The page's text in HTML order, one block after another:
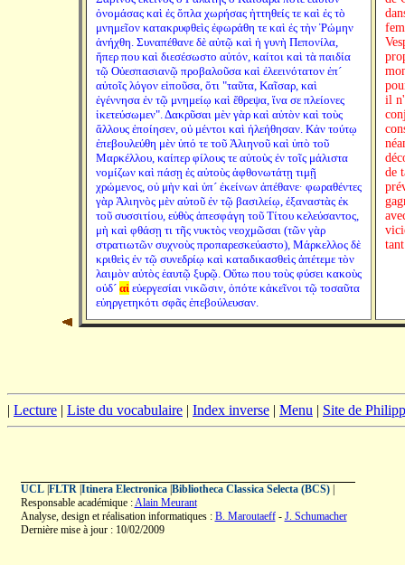
ὀνομάσας καὶ ἐς ὅπλα χωρήσας ἡττηθείς τε καὶ ἐς τὸ
μνημεῖον κατακρυφθεὶς ἐφωράθη τε καὶ ἐς τὴν Ῥώμην
ἀνήχθη. Συναπέθανε δὲ αὐτῷ καὶ ἡ γυνὴ Πεπονίλα,
ἥπερ που καὶ διεσέσωστο αὐτόν, καίτοι καὶ τὰ παιδία
τῷ Οὐεσπασιανῷ προβαλοῦσα καὶ ἐλεεινότατον ἐπ´
αὐτοῖς λόγον εἰποῦσα, ὅτι "ταῦτα, Καῖσαρ, καὶ
ἐγέννησα ἐν τῷ μνημείῳ καὶ ἔθρεψα, ἵνα σε πλείονες
ἱκετεύσωμεν". Δακρῦσαι μὲν γὰρ καὶ αὐτὸν καὶ τοὺς
ἄλλους ἐποίησεν, οὐ μέντοι καὶ ἠλεήθησαν. Κἀν τούτῳ
ἐπεβουλεύθη μὲν ὑπό τε τοῦ Ἀλιηνοῦ καὶ ὑπὸ τοῦ
Μαρκέλλου, καίπερ φίλους τε αὐτοὺς ἐν τοῖς μάλιστα
νομίζων καὶ πάσῃ ἐς αὐτοὺς ἀφθονωτάτῃ τιμῇ
χρώμενος, οὐ μὴν καὶ ὑπ´ ἐκείνων ἀπέθανε· φωραθέντες
γὰρ Ἀλιηνὸς μὲν αὐτοῦ ἐν τῷ βασιλείῳ, ἐξαναστὰς ἐκ
τοῦ συσσιτίου, εὐθὺς ἀπεσφάγη τοῦ Τίτου κελεύσαντος,
μὴ καὶ φθάσῃ τι τῆς νυκτὸς νεοχμῶσαι (τῶν γὰρ
στρατιωτῶν συχνοὺς προπαρεσκεύαστο), Μάρκελλος δὲ
κριθεὶς ἐν τῷ συνεδρίῳ καὶ καταδικασθεὶς ἀπέτεμε τὸν
λαιμὸν αὐτὸς ἑαυτῷ ξυρῷ. Οὕτω που τοὺς φύσει κακοὺς
οὐδ´ αἱ εὐεργεσίαι νικῶσιν, ὁπότε κἀκεῖνοι τῷ τοσαῦτα
εὐηργετηκότι σφᾶς ἐπεβούλευσαν.
il
de
| Lecture | Liste du vocabulaire | Index inverse | Menu | Site de
UCL| FLTR| Itinera Electronica| Bibliotheca Classica Selecta (BCS)|
Responsable académique :Alain Meurant
Analyse, design et réalisation informatiques : B. Maroutaeff- J. Schumacher
Dernière mise à jour : 10/02/2009